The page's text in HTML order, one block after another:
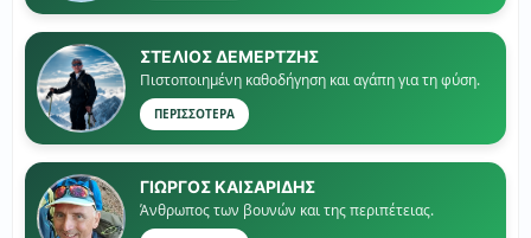
ΣΤΕΛΙΟΣ ΔΕΜΕΡΤΖΗΣ
Πιστοποιημένη καθοδήγηση και αγάπη για τη φύση.
ΠΕΡΙΣΣΟΤΕΡΑ
ΓΙΏΡΓΟΣ ΚΑΙΣΑΡΙΔΗΣ
Άνθρωπος των βουνών και της περιπέτειας.